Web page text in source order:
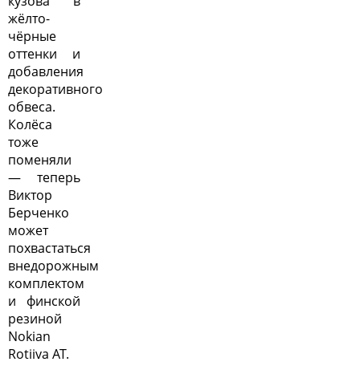
жёлто-
чёрные
оттенки и
добавления
декоративного
обвеса.
Колёса
тоже
поменяли
— теперь
Виктор
Берченко
может
похвастаться
внедорожным
комплектом
и финской
резиной
Nokian
Rotiiva AT.